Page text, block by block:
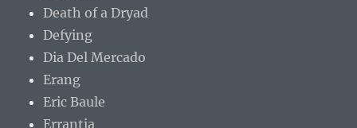
Death of a Dryad
Defying
Dia Del Mercado
Erang
Eric Baule
Errantia